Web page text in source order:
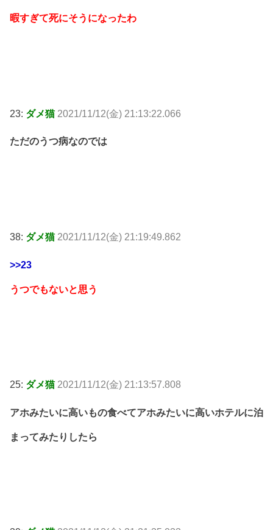
暇すぎて死にそうになったわ
23: ダメ猫 2021/11/12(金) 21:13:22.066
ただのうつ病なのでは
38: ダメ猫 2021/11/12(金) 21:19:49.862
>>23
うつでもないと思う
25: ダメ猫 2021/11/12(金) 21:13:57.808
アホみたいに高いもの食べてアホみたいに高いホテルに泊
まってみたりしたら